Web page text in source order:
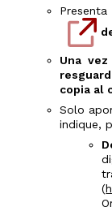
Una
copia al
Solo
indique,
(